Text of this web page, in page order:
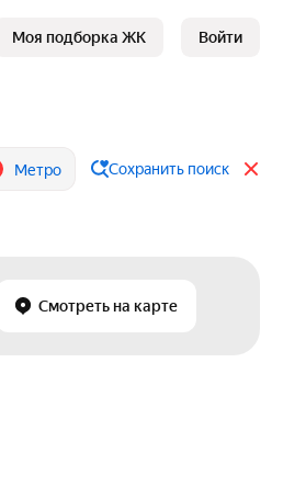
Моя подборка ЖК Войти
Метро Сохранить поиск
Смотреть на карте